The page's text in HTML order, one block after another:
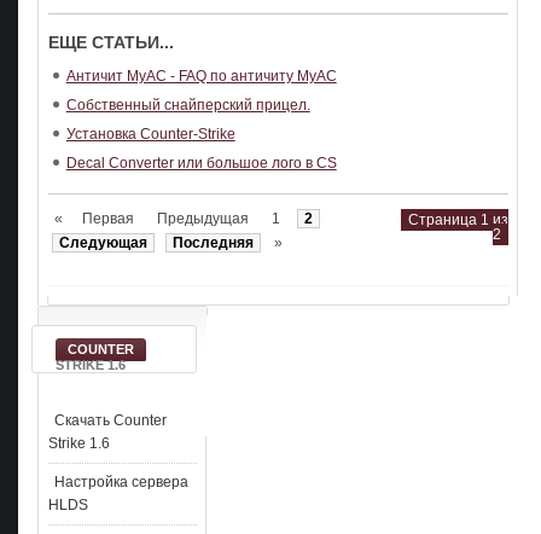
ЕЩЕ СТАТЬИ...
Античит MyAC - FAQ по античиту MyAC
Собственный снайперский прицел.
Установка Counter-Strike
Decal Converter или большое лого в CS
Страница 1 из
2
« Первая Предыдущая 1
2
Следующая
Последняя »
COUNTER
STRIKE 1.6
Скачать Counter
Strike 1.6
Настройка сервера
HLDS